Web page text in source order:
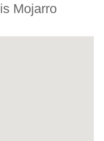
Mojarro